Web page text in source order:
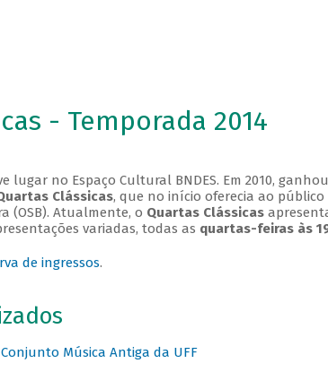
- Temporada 2014
lugar no Espaço Cultural BNDES. Em 2010,
Clássicas, que no início oferecia ao
(OSB). Atualmente, o Quartas Clássicas
variadas, todas as quartas-feiras às
de ingressos.
Música Antiga da UFF